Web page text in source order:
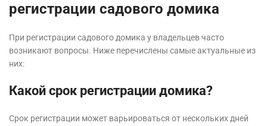
регистрации садового домика
При регистрации садового домика у владельцев часто
возникают вопросы. Ниже перечислены самые актуальные из
них:
Какой срок регистрации домика?
Срок регистрации может варьироваться от нескольких дней